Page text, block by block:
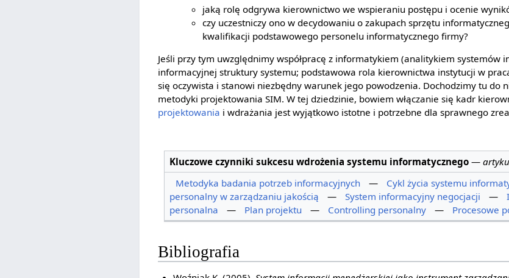
jaką rolę odgrywa kierownictwo we wspieraniu postępu i ocenie
czy uczestniczy ono w decydowaniu o zakupach sprzętu
kwalifikacji podstawowego personelu informatycznego firmy?
Jeśli przy tym uwzględnimy współpracę z informatykiem (analitykiem systemów
informacyjnej struktury systemu; podstawowa rola kierownictwa instytucji w
się oczywista i stanowi niezbędny warunek jego powodzenia. Dochodzimy tu do
metodyki projektowania SIM. W tej dziedzinie, bowiem włączanie się kadr
projektowania i wdrażania jest wyjątkowo istotne i potrzebne dla sprawnego
Kluczowe czynniki sukcesu wdrożenia systemu informatycznego—
Metodyka badania potrzeb informacyjnych
— Cykl życia systemu
personalny w zarządzaniu jakością
— System informacyjny negocjacji —
personalna
— Plan projektu — Controlling personalny — Procesowe
Bibliografia